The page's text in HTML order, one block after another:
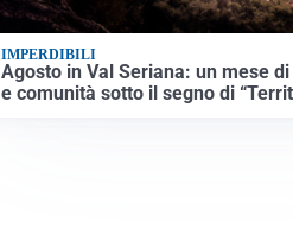
IMPERDIBILI
Agosto in Val Seriana: un mese
e comunità sotto il segno di